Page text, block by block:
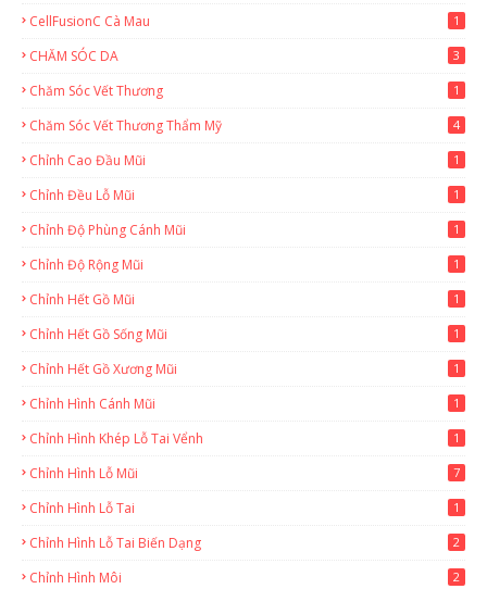
CellFusionC Cà Mau 1
CHĂM SÓC DA 3
Chăm Sóc Vết Thương 1
Chăm Sóc Vết Thương Thẩm Mỹ 4
Chỉnh Cao Đầu Mũi 1
Chỉnh Đều Lỗ Mũi 1
Chỉnh Độ Phùng Cánh Mũi 1
Chỉnh Độ Rộng Mũi 1
Chỉnh Hết Gồ Mũi 1
Chỉnh Hết Gồ Sống Mũi 1
Chỉnh Hết Gồ Xương Mũi 1
Chỉnh Hình Cánh Mũi 1
Chỉnh Hình Khép Lỗ Tai Vểnh 1
Chỉnh Hình Lỗ Mũi 7
Chỉnh Hình Lỗ Tai 1
Chỉnh Hình Lỗ Tai Biến Dạng 2
Chỉnh Hình Môi 2